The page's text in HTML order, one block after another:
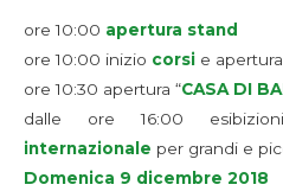
ore 10:00 apertura stand
ore 10:00 inizio corsi e apertura
ore 10:30 apertura “CASA DI
dalle ore 16:00
internazionale per grandi e
Domenica 9 dicembre 2018